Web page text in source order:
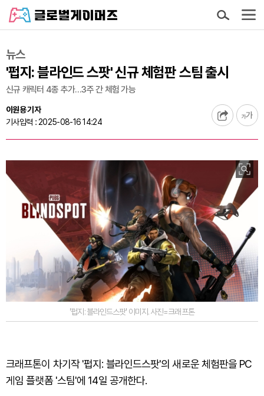
뉴스
'펍지: 블라인드 스팟' 신규 체험판 스팀 출시
신규 캐릭터 4종 추가…3주 간 체험 가능
이원용 기자
기사입력 : 2025-08-16 14:24
'펍지: 블라인드스팟' 이미지. 사진=크래프톤
크래프톤이 차기작 '펍지: 블라인드스팟'의 새로운 체험판을 PC
게임 플랫폼 '스팀'에 14일 공개한다.